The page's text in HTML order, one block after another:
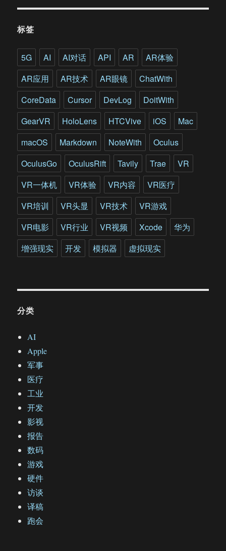
发
现
了
这
些
新
玩
意
儿
和
新
趋
势
标签
5G AI AI对话 API AR
AR体验
AR应用
AR技术 AR眼镜
ChatWith
CoreData
Cursor DevLog
DoitWith
GearVR
HoloLens HTCVive iOS
Mac
macOS
Markdown NoteWith
Oculus
OculusGo
OculusRift Tavily Trae
VR
VR一体机
VR体验 VR内容
VR医疗
VR培训
VR头显 VR技术
VR游戏
VR电影
VR行业 VR视频 Xcode
华为
增强现实
开发 模拟器 虚拟现实
分类
AI
Apple
军事
医疗
工业
开发
影视
报告
数码
游戏
硬件
访谈
译稿
跑会